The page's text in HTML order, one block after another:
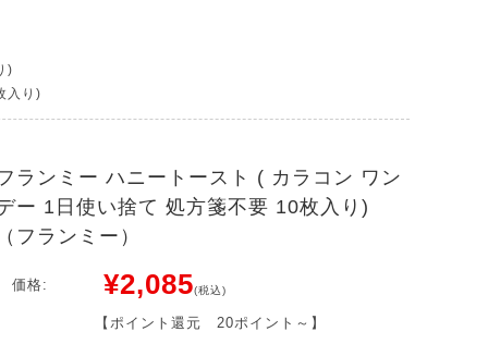
)
入り)
ランミー ハニートースト ( カラコン ワン
ー 1日使い捨て 処方箋不要 10枚入り)
フランミー）
価格: ¥2,085(税込)
【ポイント還元 20ポイント～ 】